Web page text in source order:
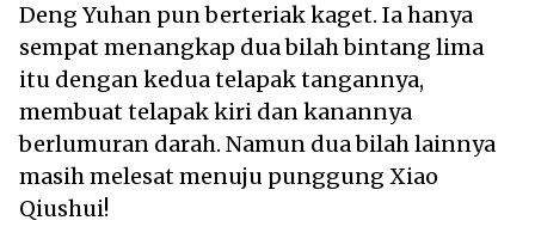
Deng Yuhan pun berteriak kaget. Ia hanya
sempat menangkap dua bilah bintang lima
itu dengan kedua telapak tangannya,
membuat telapak kiri dan kanannya
berlumuran darah. Namun dua bilah lainnya
masih melesat menuju punggung Xiao
Qiushui!